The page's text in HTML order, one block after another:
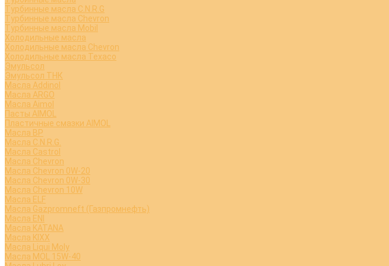
Турбинные масла C.N.R.G
Турбинные масла Chevron
Турбинные масла Mobil
Холодильные масла
Холодильные масла Chevron
Холодильные масла Texaco
Эмульсол
Эмульсол ТНК
Масла Addinol
Масла ARGO
Масла Aimol
Пасты AIMOL
Пластичные смазки AIMOL
Масла BP
Масла C.N.R.G.
Масла Castrol
Масла Chevron
Масла Chevron 0W-20
Масла Chevron 0W-30
Масла Chevron 10W
Масла ELF
Масла Gazpromneft (Газпромнефть)
Масла ENI
Масла KATANA
Масла KIXX
Масла Liqui Moly
Масла MOL 15W-40